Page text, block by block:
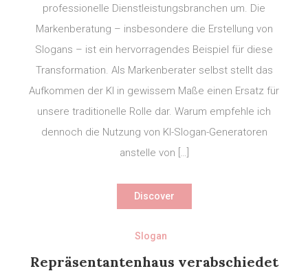
professionelle Dienstleistungsbranchen um. Die
Markenberatung – insbesondere die Erstellung von
Slogans – ist ein hervorragendes Beispiel für diese
Transformation. Als Markenberater selbst stellt das
Aufkommen der KI in gewissem Maße einen Ersatz für
unsere traditionelle Rolle dar. Warum empfehle ich
dennoch die Nutzung von KI-Slogan-Generatoren
anstelle von […]
Discover
Slogan
Repräsentantenhaus verabschiedet